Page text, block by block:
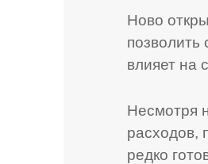
Ново
позволить
влияет на
Несмотря
расходов,
редко